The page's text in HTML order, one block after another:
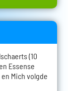
(10
Essense
Mich volgde